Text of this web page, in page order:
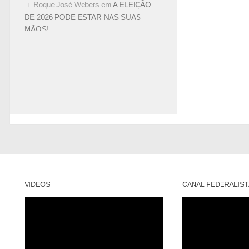
Roque José Webers em A ELEIÇÃO
DE 2026 PODE ESTAR NAS SUAS
MÃOS!
VIDEOS CANAL